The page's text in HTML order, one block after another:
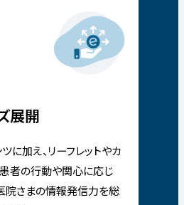
展開
に加え、リーフレットやカ
患者の行動や関心に応じ
院さまの情報発信力を総